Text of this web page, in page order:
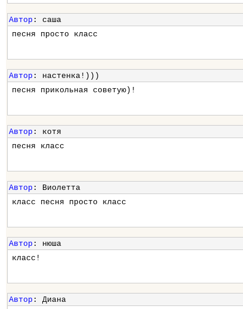
Автор : саша
песня просто класс
Автор : настенка!)))
песня прикольная советую)!
Автор : котя
песня класс
Автор : Виолетта
класс песня просто класс
Автор : нюша
класс!
Автор : Диана